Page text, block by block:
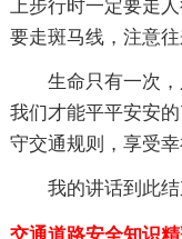
上步行时一定要走
要走斑马线，注意往
生命只有一次
我们才能平平安安
守交通规则，享受幸
我的讲话到此